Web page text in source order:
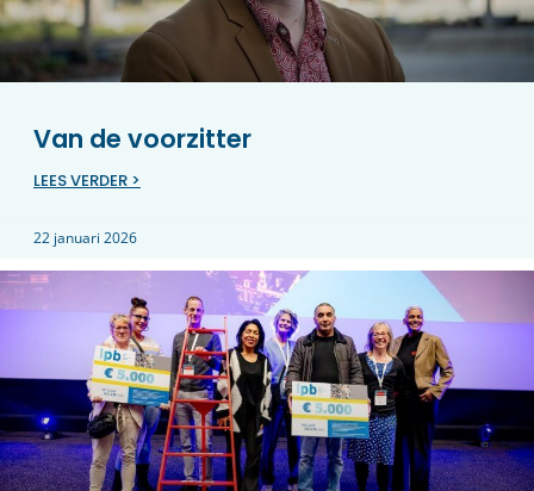
Van de voorzitter
LEES VERDER >
22 januari 2026